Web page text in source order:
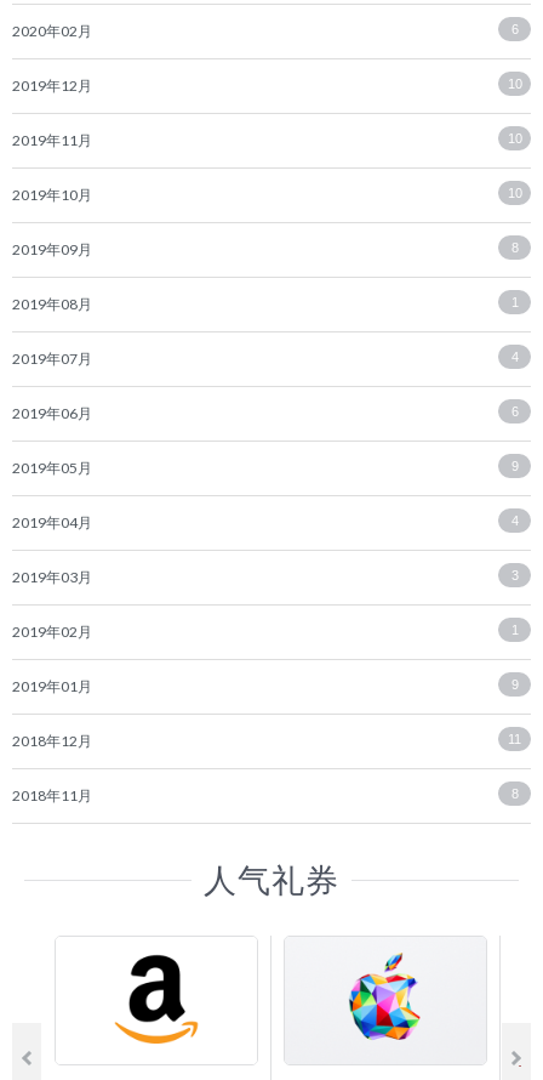
2020年02月 6
2019年12月 10
2019年11月 10
2019年10月 10
2019年09月 8
2019年08月 1
2019年07月 4
2019年06月 6
2019年05月 9
2019年04月 4
2019年03月 3
2019年02月 1
2019年01月 9
2018年12月 11
2018年11月 8
人气礼券